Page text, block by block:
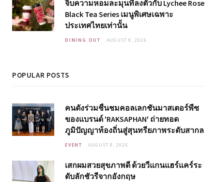
จิบความหอมละมุนที่ลงตัวกับ Lychee Rose
Black Tea Series เมนูพิเศษเฉพาะ
ประเทศไทยเท่านั้น
DINING OUT AUGUST 8, 2026
POPULAR POSTS
คนดังร่วมชื่นชมคอลเลกชันมาสเตอร์พีซ
ของแบรนด์ 'RAKSAPHAN' ถ่ายทอด
ภูมิปัญญาท้องถิ่นสู่สุนทรียภาพระดับสากล
EVENT AUGUST 8, 2026
เสกผมสวยสุขภาพดี ด้วยวีแกนแฮร์แคร์ระ
ดับลักชัวรีจากอังกฤษ